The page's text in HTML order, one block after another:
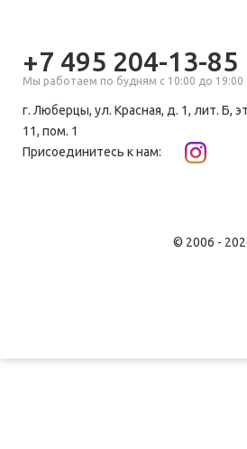
+7 495 204-13-85
Мы работаем по будням с 10:00 до 19:00
г. Люберцы, ул. Красная, д. 1, лит. Б,
11, пом. 1
Присоединитесь к нам:
© 2006 -